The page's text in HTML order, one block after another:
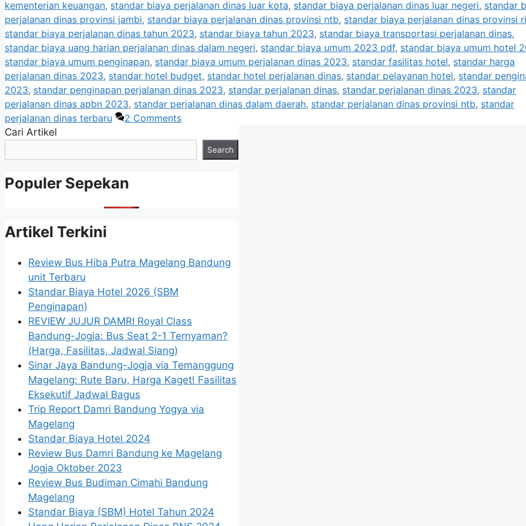
kementerian keuangan, standar biaya perjalanan dinas luar kota, standar biaya perjalanan dinas luar negeri, standar
perjalanan dinas provinsi jambi, standar biaya perjalanan dinas provinsi ntb, standar biaya perjalanan dinas provinsi
standar biaya perjalanan dinas tahun 2023, standar biaya tahun 2023, standar biaya transportasi perjalanan dinas,
standar biaya uang harian perjalanan dinas dalam negeri, standar biaya umum 2023 pdf, standar biaya umum hotel
standar biaya umum penginapan, standar biaya umum perjalanan dinas 2023, standar fasilitas hotel, standar harga
perjalanan dinas 2023, standar hotel budget, standar hotel perjalanan dinas, standar pelayanan hotel, standar
2023, standar penginapan perjalanan dinas 2023, standar perjalanan dinas, standar perjalanan dinas 2023, standar
perjalanan dinas apbn 2023, standar perjalanan dinas dalam daerah, standar perjalanan dinas provinsi ntb, standar
perjalanan dinas terbaru
2 Comments
Cari Artikel
Search
Populer Sepekan
Artikel Terkini
Review Bus Hiba Putra Magelang Bandung
unit Terbaru
Standar Biaya Hotel 2026 (SBM
Penginapan)
REVIEW JUJUR DAMRI Royal Class
Bandung-Jogja: Bus Seat 2-1 Ternyaman?
(Harga, Fasilitas, Jadwal Siang)
Sinar Jaya Bandung-Jogja via Temanggung
Magelang: Rute Baru, Harga Kaget! Fasilitas
Eksekutif Jadwal Bagus
Trip Report Damri Bandung Yogya via
Magelang
Standar Biaya Hotel 2024
Review Bus Damri Bandung ke Magelang
Jogja Oktober 2023
Review Bus Budiman Cimahi Bandung
Magelang
Standar Biaya (SBM) Hotel Tahun 2024